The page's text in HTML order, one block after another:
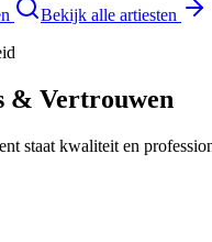
Bekijk alle artiesten
& Vertrouwen
staat kwaliteit en